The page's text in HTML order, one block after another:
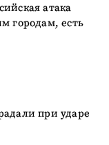
атака
городам, есть
при ударе